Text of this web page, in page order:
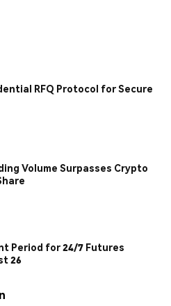
RFQ Protocol for Secure
Volume Surpasses Crypto
Period for 24/7 Futures
26